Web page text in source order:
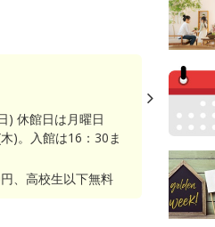
) 休館日は月曜日
)。入館は16：30ま
、高校生以下無料